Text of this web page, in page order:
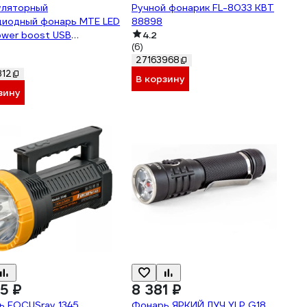
фонарь MTE LED
boost USB
Ручной фонарик FL-8033 КВТ
88898
4.2
(6)
27163968
В корзину
₽ 8 381 ₽